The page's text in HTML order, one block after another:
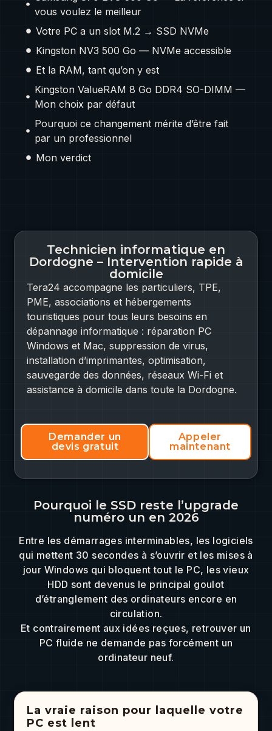
vous voulez le meilleur
Votre PC a un slot M.2 → SSD NVMe
Kingston NV3 500 Go — NVMe accessible
Et la RAM, tant qu’on y est
Kingston ValueRAM 8 Go DDR4 SO-DIMM —
Mon choix par défaut
Pourquoi ce changement mérite d’être fait
par un professionnel
Mon verdict
Technicien informatique en
Dordogne – Intervention rapide à
domicile
Tera24 accompagne les particuliers, TPE,
PME, associations et hébergements
touristiques pour tous leurs besoins en
dépannage informatique : réparation PC
Windows et Mac, suppression de virus,
installation d’imprimantes, optimisation,
sauvegarde des données, réseaux Wi-Fi et
assistance à domicile dans toute la Dordogne.
Demander un
devis gratuit
Appeler
maintenant
Pourquoi le SSD reste l’upgrade
numéro un en 2026
Entre les démarrages interminables, les logiciels
qui mettent 30 secondes à s’ouvrir et les mises à
jour Windows qui bloquent tout le PC, les vieux
HDD sont devenus le principal goulot
d’étranglement des ordinateurs encore en
circulation.
Et contrairement aux idées reçues, retrouver un
PC fluide ne demande pas forcément un
ordinateur neuf.
La vraie raison pour laquelle votre
PC est lent